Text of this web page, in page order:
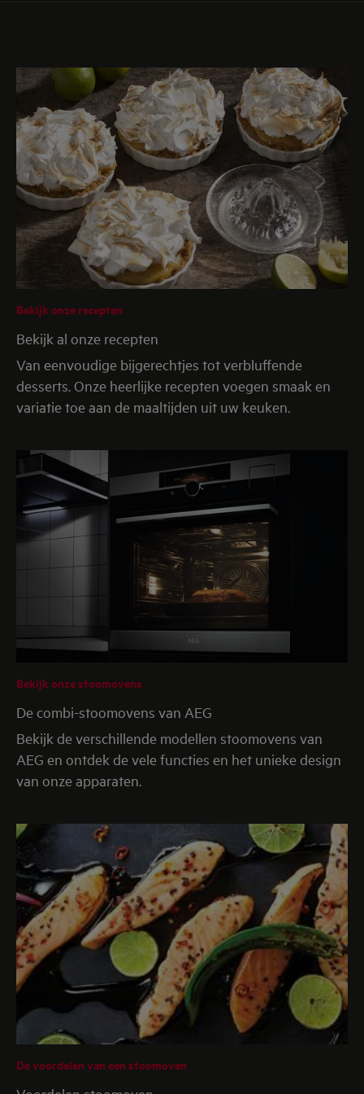
Bekijk onze recepten
Bekijk al onze recepten
Van eenvoudige bijgerechtjes tot verbluffende
desserts. Onze heerlijke recepten voegen smaak en
variatie toe aan de maaltijden uit uw keuken.
Bekijk onze stoomovens
De combi-stoomovens van AEG
Bekijk de verschillende modellen stoomovens van
AEG en ontdek de vele functies en het unieke design
van onze apparaten.
De voordelen van een stoomoven